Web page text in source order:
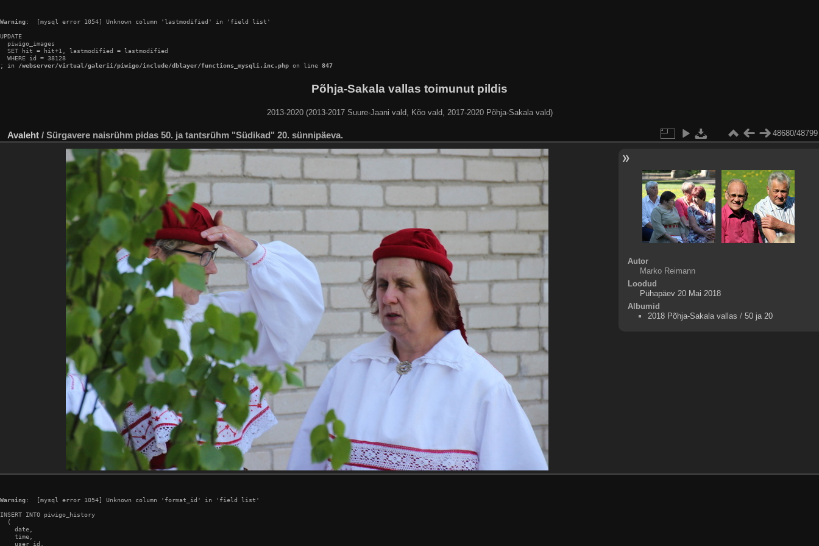
Warning:  [mysql error 1054] Unknown column 'lastmodified' in 'field list'
UPDATE
  piwigo_images
  SET hit = hit+1, lastmodified = lastmodified
  WHERE id = 38128
; in /webserver/virtual/galerii/piwigo/include/dblayer/functions_mysqli.inc.php on line 847
Põhja-Sakala vallas toimunut pildis
2013-2020 (2013-2017 Suure-Jaani vald, Kõo vald, 2017-2020 Põhja-Sakala vald)
Avaleht / Sürgavere naisrühm pidas 50. ja tantsrühm "Südikad" 20. sünnipäeva. 48680/48799
Autor
Marko Reimann
Loodud
Pühapäev 20 Mai 2018
Albumid
2018 Põhja-Sakala vallas / 50 ja 20
Warning:  [mysql error 1054] Unknown column 'format_id' in 'field list'
INSERT INTO piwigo_history
  (
    date,
    time,
    user_id,